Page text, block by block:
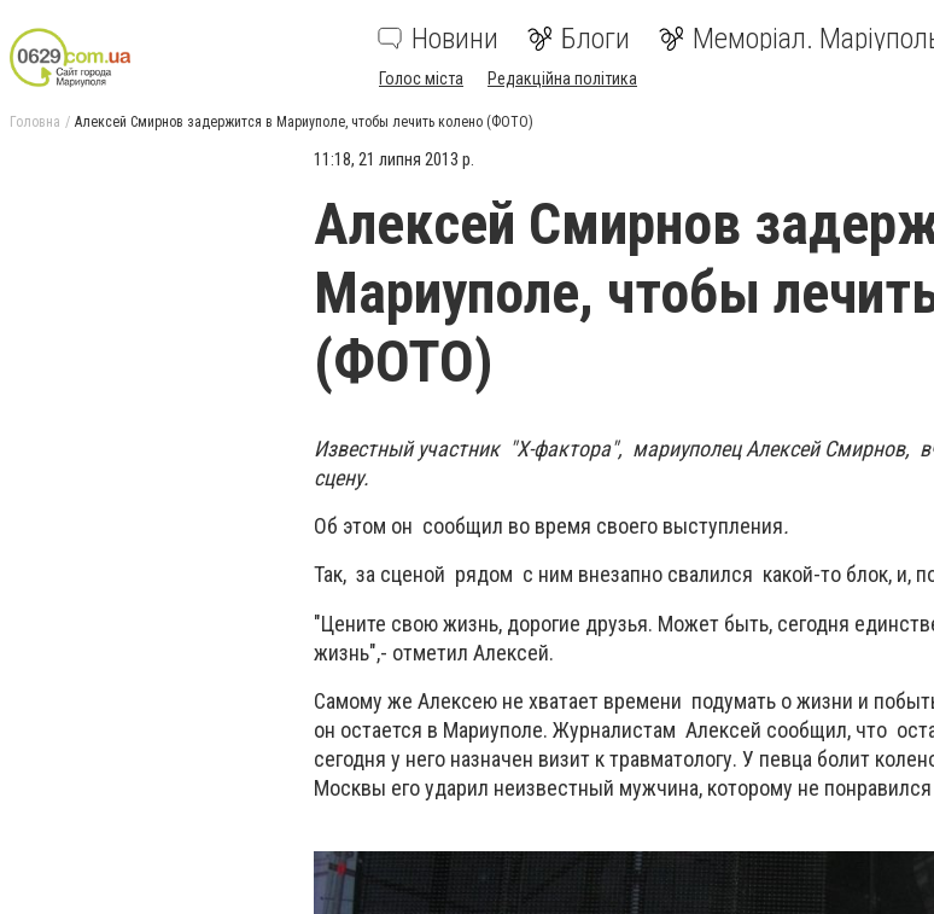
Новини Блоги Меморіал.
Голос міста Редакційна політика
Головна Алексей Смирнов задержится в Мариуполе, чтобы лечить колено (ФОТО)
11:18, 21 липня 2013 р.
Алексей Смирнов
Мариуполе, чтобы
(ФОТО)
Известныйучастник "Х-фактора", мариуполец Алексей Смирнов,
сцену.
Об этом он сообщил во время своего выступления.
Так, за сценой рядом с ним внезапно свалился какой-то блок, и,
"Цените свою жизнь, дорогие друзья. Может быть, сегодня
жизнь",- отметил Алексей.
Самому же Алексею не хватает времени подумать о жизни и
он остается в Мариуполе. Журналистам Алексей сообщил, что
сегодня у него назначен визит к травматологу. У певца болит
Москвы его ударил неизвестный мужчина, которому не